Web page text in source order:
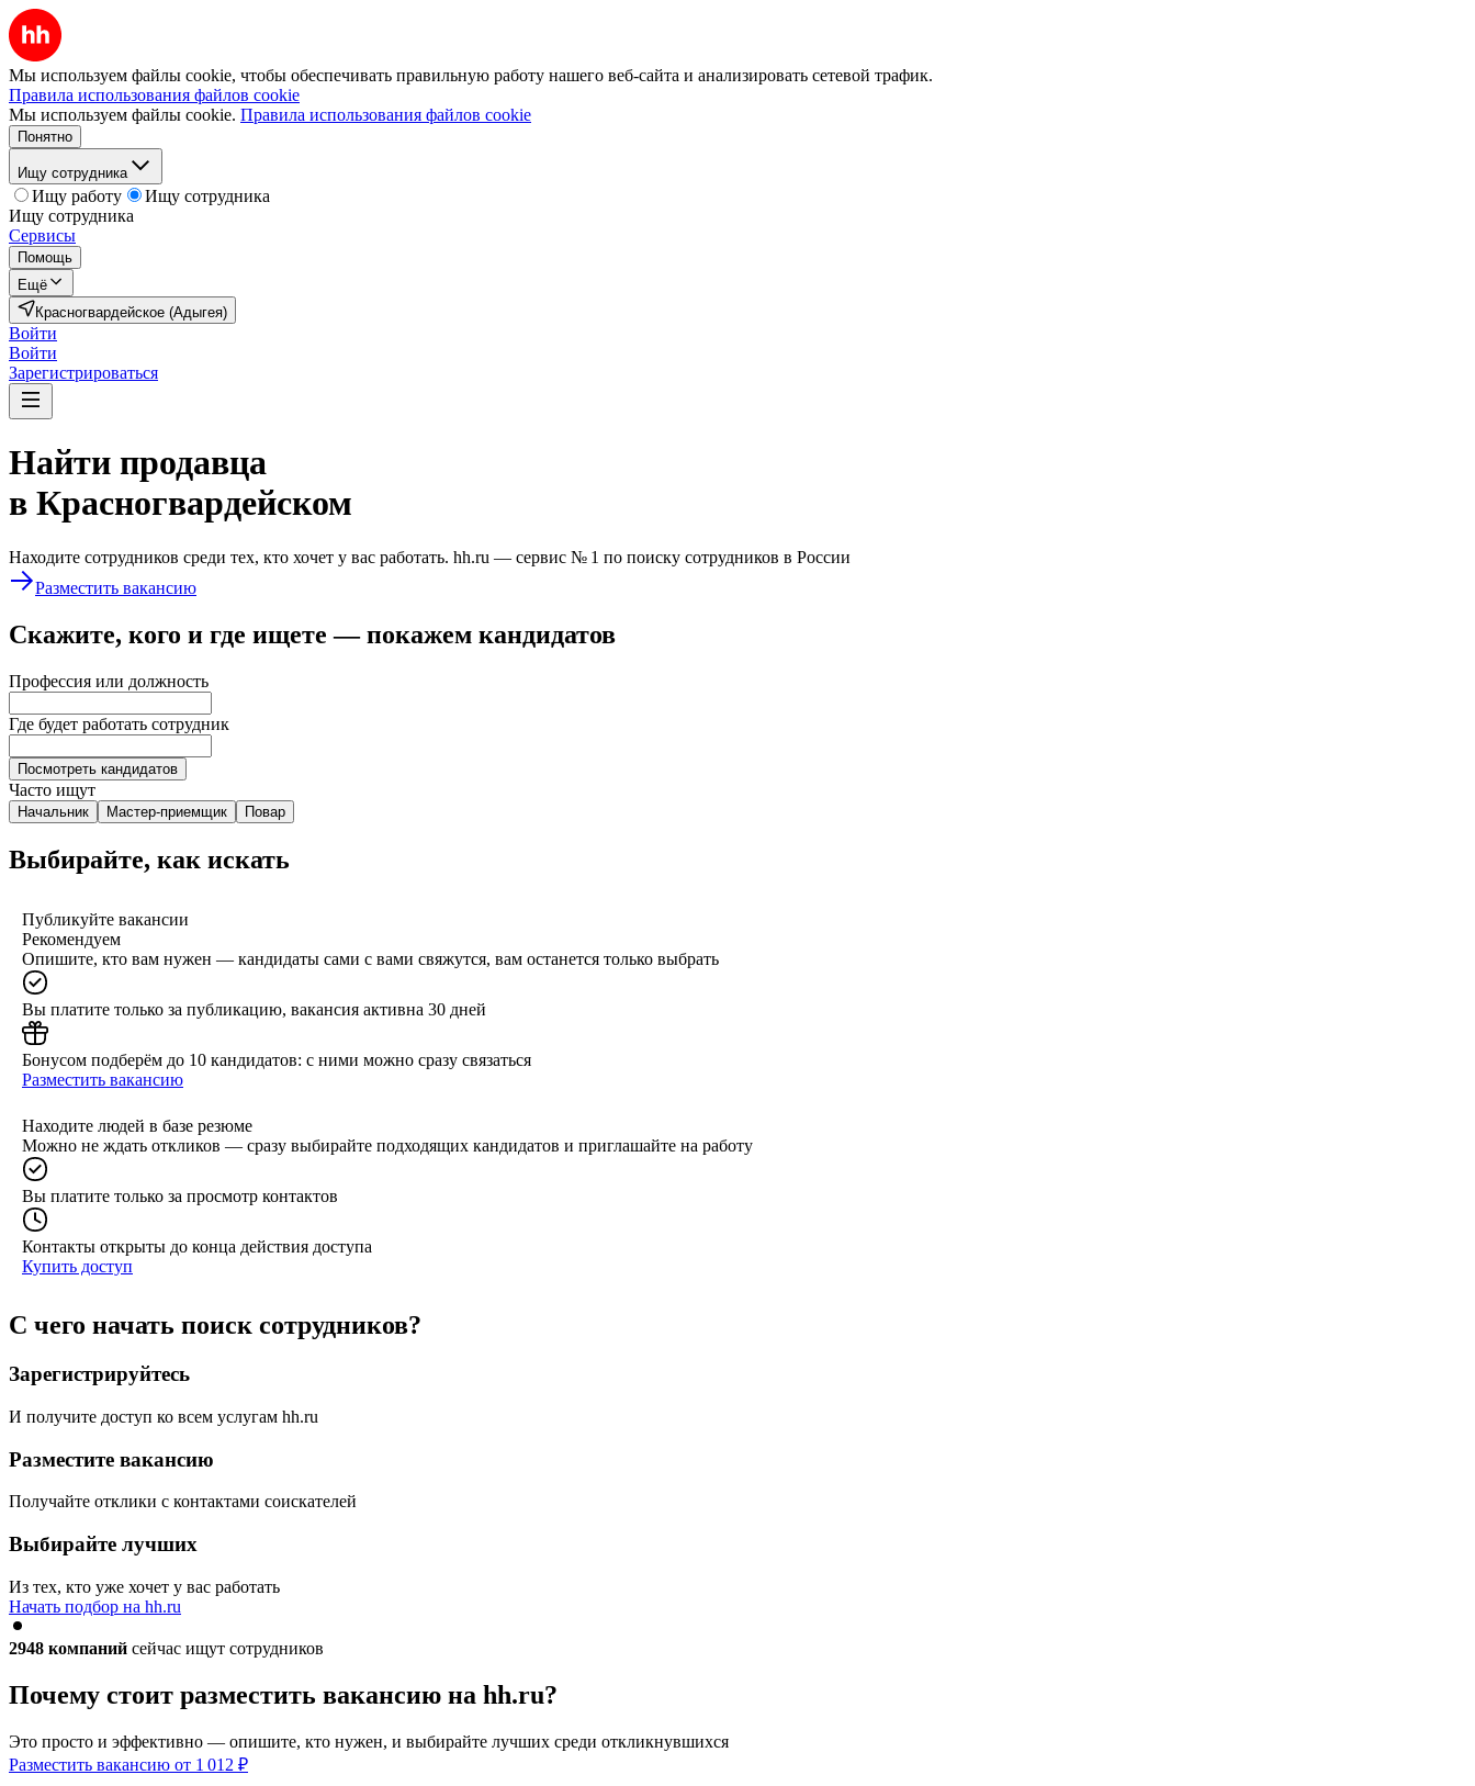
Мы используем файлы cookie, чтобы обеспечивать правильную работу нашего веб-сайта и анализировать сетевой трафик.
Правила использования файлов cookie
Мы используем файлы cookie. Правила использования файлов cookie
Понятно
Ищу сотрудника
Ищу работу
Ищу сотрудника
Ищу сотрудника
Сервисы
Помощь
Ещё
Красногвардейское (Адыгея)
Войти
Войти
Зарегистрироваться
Найти продавца
в Красногвардейском
Находите сотрудников среди тех, кто хочет у вас работать. hh.ru — сервис № 1 по поиску сотрудников в России
Разместить вакансию
Скажите, кого и где ищете — покажем кандидатов
Профессия или должность
Где будет работать сотрудник
Посмотреть кандидатов
Часто ищут
Начальник Мастер-приемщик Повар
Выбирайте, как искать
Публикуйте вакансии
Рекомендуем
Опишите, кто вам нужен — кандидаты сами с вами свяжутся, вам останется только выбрать
Вы платите только за публикацию, вакансия активна 30 дней
Бонусом подберём до 10 кандидатов: с ними можно сразу связаться
Разместить вакансию
Находите людей в базе резюме
Можно не ждать откликов — сразу выбирайте подходящих кандидатов и приглашайте на работу
Вы платите только за просмотр контактов
Контакты открыты до конца действия доступа
Купить доступ
С чего начать поиск сотрудников?
Зарегистрируйтесь
И получите доступ ко всем услугам hh.ru
Разместите вакансию
Получайте отклики с контактами соискателей
Выбирайте лучших
Из тех, кто уже хочет у вас работать
Начать подбор на hh.ru
2948 компаний сейчас ищут сотрудников
Почему стоит разместить вакансию на hh.ru?
Это просто и эффективно — опишите, кто нужен, и выбирайте лучших среди откликнувшихся
Разместить вакансию от 1 012 ₽